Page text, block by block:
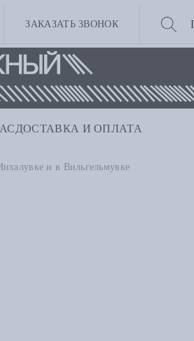
ЗАКАЗАТЬ ЗВОНОК
ДОСТАВКА И ОПЛАТА
и в Вильгельмувке